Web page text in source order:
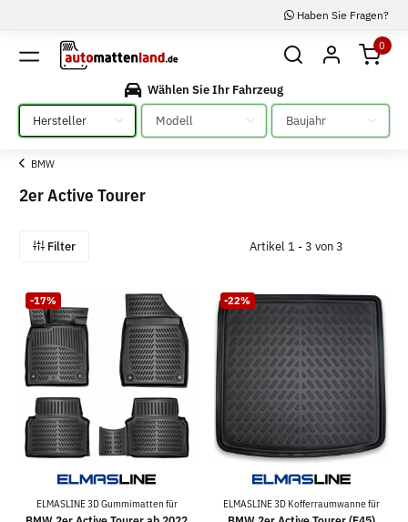
Haben Sie Fragen?
0
Wählen Sie Ihr Fahrzeug
Bitte auswählen
Bitte auswählen Bitte auswählen
BMW
2er Active Tourer
Filter Artikel 1 - 3 von 3
-17%
ELMASLINE 3D Gummimatten für
-22%
ELMASLINE 3D Kofferraumwanne für